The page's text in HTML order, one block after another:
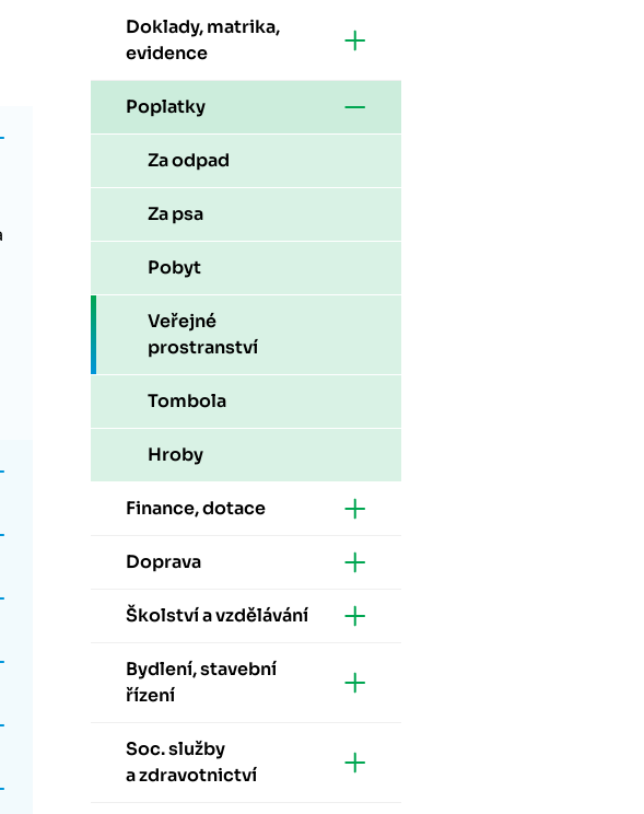
Doklady, matrika,
evidence
Poplatky
Za odpad
Za psa
Pobyt
Veřejné
prostranství
Tombola
Hroby
Finance, dotace
Doprava
Školství a vzdělávání
Bydlení, stavební
řízení
Soc. služby
a zdravotnictví